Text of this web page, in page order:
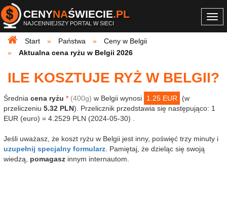
CENYNAŚWIECIE.PL
NAJCENNIEJSZY PORTAL W SIECI
Start
Państwa
Ceny w Belgii
Aktualna cena ryżu w Belgii 2026
ILE KOSZTUJE RYŻ W BELGII?
Średnia cena ryżu * (400g) w Belgii wynosi 1.25 EUR
(w
przeliczeniu 5.32 PLN). Przelicznik przedstawia się następująco: 1
EUR (euro) = 4.2529 PLN (2024-05-30) .
Jeśli uważasz, że koszt ryżu w Belgii jest inny, poświęć trzy minuty i
uzupełnij specjalny formularz . Pamiętaj, że dzieląc się swoją
wiedzą, pomagasz innym internautom.